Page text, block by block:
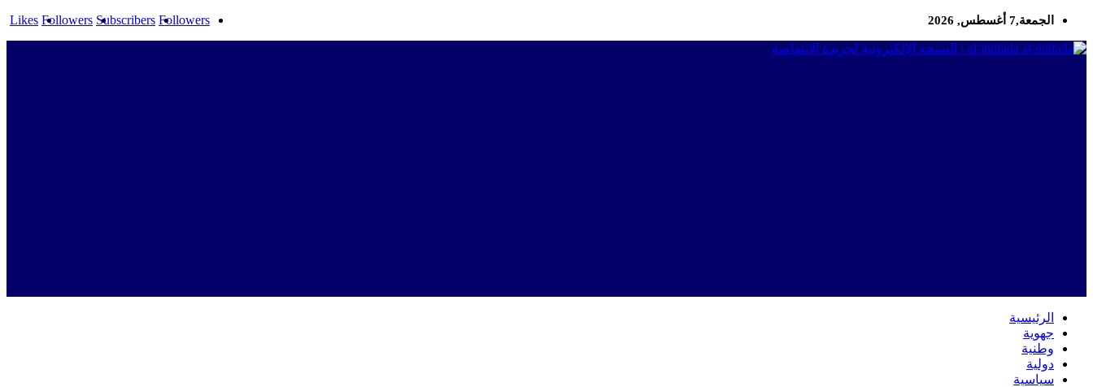
Likes Followers Subscribers Followers الجمعة,7 أغسطس, 2026
al-intifada - النسخة الإلكترونية لجريدة الانتفاضة
الرئيسية
جهوية
وطنية
دولية
سياسية